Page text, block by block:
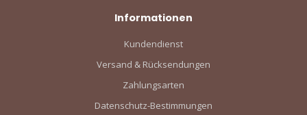
Informationen
Kundendienst
Versand & Rücksendungen
Zahlungsarten
Datenschutz-Bestimmungen